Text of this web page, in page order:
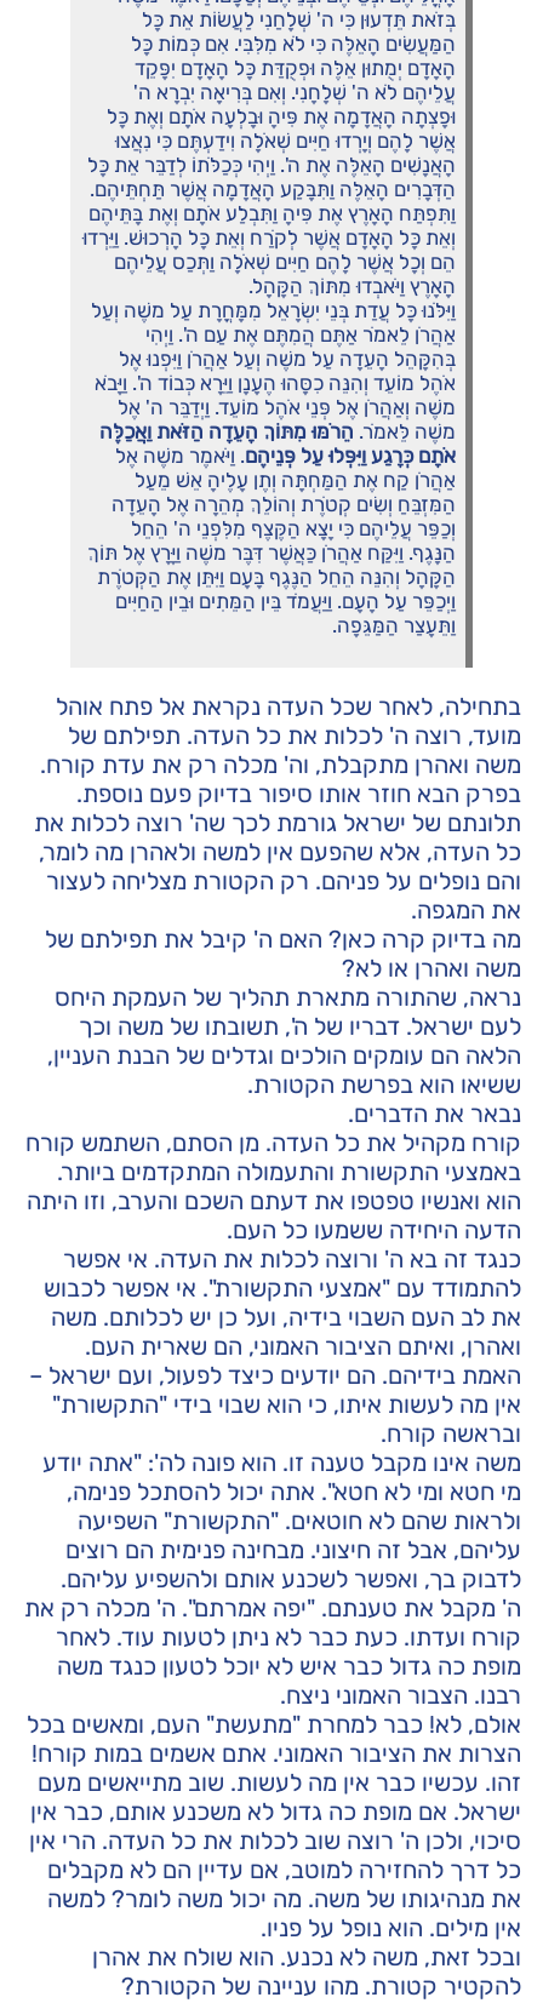
בְּזֹאת תֵּדְעוּן כִּי ה' שְׁלָחַנִי לַעֲשׂוֹת אֵת כָּל
הַמַּעֲשִׂים הָאֵלֶּה כִּי לֹא מִלִּבִּי. אִם כְּמוֹת כָּל
הָאָדָם יְמֻתוּן אֵלֶּה וּפְקֻדַּת כָּל הָאָדָם יִפָּקֵד
עֲלֵיהֶם לֹא ה' שְׁלָחָנִי. וְאִם בְּרִיאָה יִבְרָא ה'
וּפָצְתָה הָאֲדָמָה אֶת פִּיהָ וּבָלְעָה אֹתָם וְאֶת כָּל
אֲשֶׁר לָהֶם וְיָרְדוּ חַיִּים שְׁאֹלָה וִידַעְתֶּם כִּי נִאֲצוּ
הָאֲנָשִׁים הָאֵלֶּה אֶת ה'. וַיְהִי כְּכַלֹּתוֹ לְדַבֵּר אֵת כָּל
הַדְּבָרִים הָאֵלֶּה וַתִּבָּקַע הָאֲדָמָה אֲשֶׁר תַּחְתֵּיהֶם.
וַתִּפְתַּח הָאָרֶץ אֶת פִּיהָ וַתִּבְלַע אֹתָם וְאֶת בָּתֵּיהֶם
וְאֵת כָּל הָאָדָם אֲשֶׁר לְקֹרַח וְאֵת כָּל הָרְכוּשׁ. וַיֵּרְדוּ
הֵם וְכָל אֲשֶׁר לָהֶם חַיִּים שְׁאֹלָה וַתְּכַס עֲלֵיהֶם
הָאָרֶץ וַיֹּאבְדוּ מִתּוֹךְ הַקָּהָל.
וַיִּלֹּנוּ כָּל עֲדַת בְּנֵי יִשְׂרָאֵל מִמָּחֳרָת עַל משֶׁה וְעַל
אַהֲרֹן לֵאמֹר אַתֶּם הֲמִתֶּם אֶת עַם ה'. וַיְהִי
בְּהִקָּהֵל הָעֵדָה עַל משֶׁה וְעַל אַהֲרֹן וַיִּפְנוּ אֶל
אֹהֶל מוֹעֵד וְהִנֵּה כִסָּהוּ הֶעָנָן וַיֵּרָא כְּבוֹד ה'. וַיָּבֹא
משֶׁה וְאַהֲרֹן אֶל פְּנֵי אֹהֶל מוֹעֵד. וַיְדַבֵּר ה' אֶל
משֶׁה לֵּאמֹר. הֵרֹמּוּ מִתּוֹךְ הָעֵדָה הַזֹּאת וַאֲכַלֶּה
אֹתָם כְּרָגַע וַיִּפְּלוּ עַל פְּנֵיהֶם. וַיֹּאמֶר משֶׁה אֶל
אַהֲרֹן קַח אֶת הַמַּחְתָּה וְתֶן עָלֶיהָ אֵשׁ מֵעַל
הַמִּזְבֵּחַ וְשִׂים קְטֹרֶת וְהוֹלֵךְ מְהֵרָה אֶל הָעֵדָה
וְכַפֵּר עֲלֵיהֶם כִּי יָצָא הַקֶּצֶף מִלִּפְנֵי ה' הֵחֵל
הַנָּגֶף. וַיִּקַּח אַהֲרֹן כַּאֲשֶׁר דִּבֶּר משֶׁה וַיָּרָץ אֶל תּוֹךְ
הַקָּהָל וְהִנֵּה הֵחֵל הַנֶּגֶף בָּעָם וַיִּתֵּן אֶת הַקְּטֹרֶת
וַיְכַפֵּר עַל הָעָם. וַיַּעֲמֹד בֵּין הַמֵּתִים וּבֵין הַחַיִּים
וַתֵּעָצַר הַמַּגֵּפָה.
בתחילה, לאחר שכל העדה נקראת אל פתח אוהל
מועד, רוצה ה' לכלות את כל העדה. תפילתם של
משה ואהרן מתקבלת, וה' מכלה רק את עדת קורח.
בפרק הבא חוזר אותו סיפור בדיוק פעם נוספת.
תלונתם של ישראל גורמת לכך שה' רוצה לכלות את
כל העדה, אלא שהפעם אין למשה ולאהרן מה לומר,
והם נופלים על פניהם. רק הקטורת מצליחה לעצור
את המגפה.
מה בדיוק קרה כאן? האם ה' קיבל את תפילתם של
משה ואהרן או לא?
נראה, שהתורה מתארת תהליך של העמקת היחס
לעם ישראל. דבריו של ה', תשובתו של משה וכך
הלאה הם עומקים הולכים וגדלים של הבנת העניין,
ששיאו הוא בפרשת הקטורת.
נבאר את הדברים.
קורח מקהיל את כל העדה. מן הסתם, השתמש קורח
באמצעי התקשורת והתעמולה המתקדמים ביותר.
הוא ואנשיו טפטפו את דעתם השכם והערב, וזו היתה
הדעה היחידה ששמעו כל העם.
כנגד זה בא ה' ורוצה לכלות את העדה. אי אפשר
להתמודד עם "אמצעי התקשורת". אי אפשר לכבוש
את לב העם השבוי בידיה, ועל כן יש לכלותם. משה
ואהרן, ואיתם הציבור האמוני, הם שארית העם.
האמת בידיהם. הם יודעים כיצד לפעול, ועם ישראל –
אין מה לעשות איתו, כי הוא שבוי בידי "התקשורת"
ובראשה קורח.
משה אינו מקבל טענה זו. הוא פונה לה': "אתה יודע
מי חטא ומי לא חטא". אתה יכול להסתכל פנימה,
ולראות שהם לא חוטאים. "התקשורת" השפיעה
עליהם, אבל זה חיצוני. מבחינה פנימית הם רוצים
לדבוק בך, ואפשר לשכנע אותם ולהשפיע עליהם.
ה' מקבל את טענתם. "יפה אמרתם". ה' מכלה רק את
קורח ועדתו. כעת כבר לא ניתן לטעות עוד. לאחר
מופת כה גדול כבר איש לא יוכל לטעון כנגד משה
רבנו. הצבור האמוני ניצח.
אולם, לא! כבר למחרת "מתעשת" העם, ומאשים בכל
הצרות את הציבור האמוני. אתם אשמים במות קורח!
זהו. עכשיו כבר אין מה לעשות. שוב מתייאשים מעם
ישראל. אם מופת כה גדול לא משכנע אותם, כבר אין
סיכוי, ולכן ה' רוצה שוב לכלות את כל העדה. הרי אין
כל דרך להחזירה למוטב, אם עדיין הם לא מקבלים
את מנהיגותו של משה. מה יכול משה לומר? למשה
אין מילים. הוא נופל על פניו.
ובכל זאת, משה לא נכנע. הוא שולח את אהרן
להקטיר קטורת. מהו עניינה של הקטורת?